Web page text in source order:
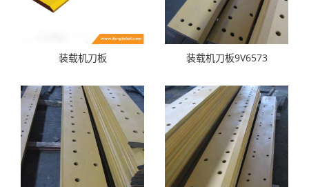
装载机刀板 装载机刀板9V6573